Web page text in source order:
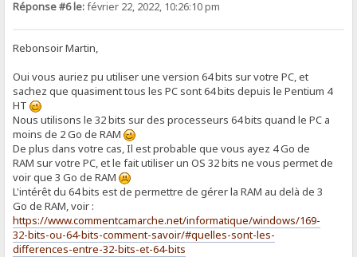
Réponse #6 le:février 22, 2022, 10:26:10 pm
Rebonsoir Martin,
Oui vous auriez pu utiliser une version 64 bits sur votre PC, et
sachez que quasiment tous les PC sont 64 bits depuis le Pentium 4
HT
Nous utilisons le 32 bits sur des processeurs 64 bits quand le PC a
moins de 2 Go de RAM
De plus dans votre cas, Il est probable que vous ayez 4 Go de
RAM sur votre PC, et le fait utiliser un OS 32 bits ne vous permet de
voir que 3 Go de RAM
L'intérêt du 64 bits est de permettre de gérer la RAM au delà de 3
Go de RAM, voir :
https://www.commentcamarche.net/informatique/windows/169-
32-bits-ou-64-bits-comment-savoir/#quelles-sont-les-
differences-entre-32-bits-et-64-bits